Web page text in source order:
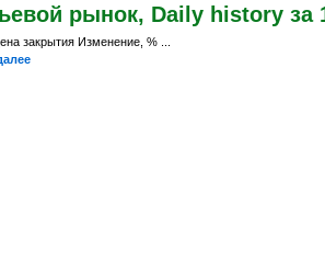
рынок, Daily history за
закрытия Изменение, % ...